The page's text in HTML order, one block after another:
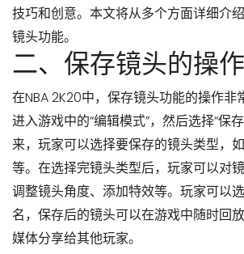
技巧和创意。本文将从多个方面详细介
镜头功能。
二、保存镜头的操
在NBA 2K20中，保存镜头功能的操作非
进入游戏中的“编辑模式”，然后选择“保
来，玩家可以选择要保存的镜头类型，
等。在选择完镜头类型后，玩家可以对
调整镜头角度、添加特效等。玩家可以
名，保存后的镜头可以在游戏中随时回
媒体分享给其他玩家。